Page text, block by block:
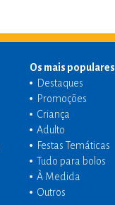
Os mais populares
Destaques
Promoções
Criança
Adulto
Festas Temáticas
Tudo para bolos
À Medida
Outros